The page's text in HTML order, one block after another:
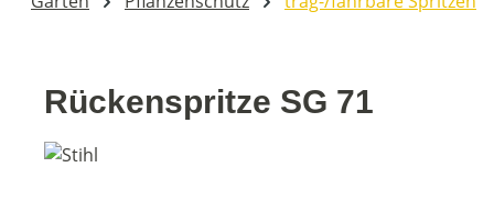
Rückenspritze SG 71